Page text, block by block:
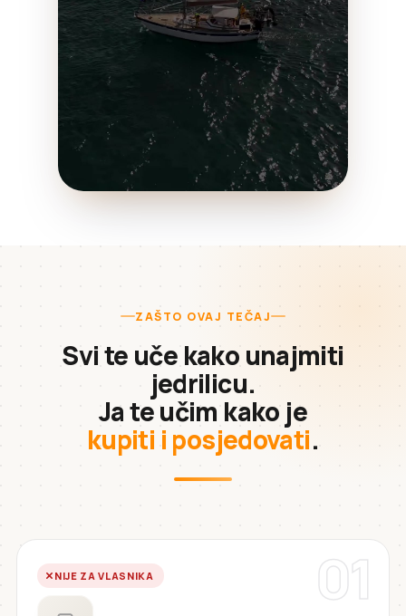
ZAŠTO OVAJ TEČAJ
Svi te uče kako unajmiti
jedrilicu.
Ja te učim kako je
kupiti i posjedovati.
01
NIJE ZA VLASNIKA